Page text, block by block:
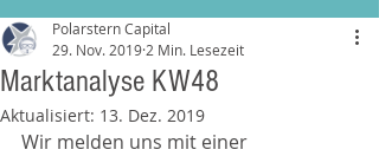
Marktanalyse KW48
Polarstern Capital
29. Nov. 2019 2 Min. Lesezeit
Aktualisiert: 13. Dez. 2019
Wir melden uns mit einer